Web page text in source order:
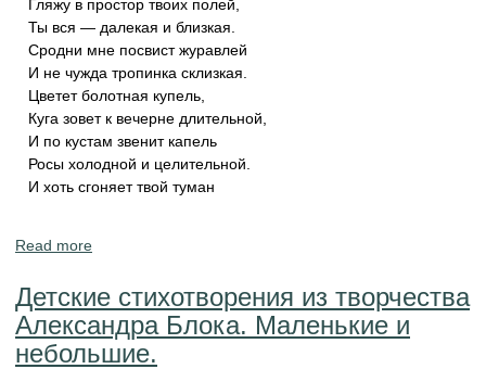
Гляжу в простор твоих полей,
Ты вся — далекая и близкая.
Сродни мне посвист журавлей
И не чужда тропинка склизкая.
Цветет болотная купель,
Куга зовет к вечерне длительной,
И по кустам звенит капель
Росы холодной и целительной.
И хоть сгоняет твой туман
Read more
Детские стихотворения из творчества
Александра Блока. Маленькие и
небольшие.